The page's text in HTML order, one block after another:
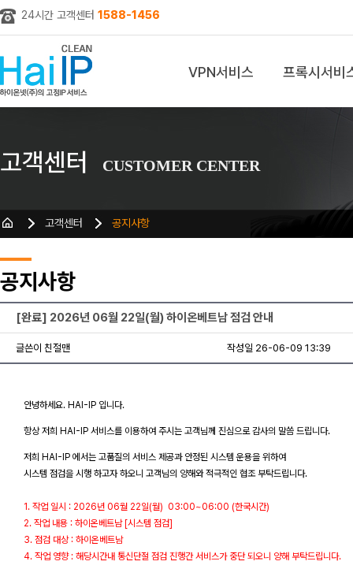
24시간 고객센터 1588-1456
VPN서비스 프록시서비
고객센터 CUSTOMER CENTER
고객센터 공지사항
공지사항
[완료] 2026년 06월 22일(월) 하이온베트남 점검 안내
글쓴이 친절맨 작성일 26-06-09 13:39
안녕하세요. HAI-IP 입니다.
항상 저희 HAI-IP 서비스를 이용하여 주시는 고객님께 진심으로 감사의 말씀 드립니다.
저희 HAI-IP 에서는 고품질의 서비스 제공과 안정된 시스템 운용을 위하여
시스템 점검을 시행 하고자 하오니 고객님의 양해와 적극적인 협조 부탁드립니다.
1. 작업 일시 : 2026년 06월 22일(월) 03:00~06:00 (한국시간)
2. 작업 내용 : 하이온베트남 [시스템 점검]
3. 점검 대상 : 하이온베트남
4. 작업 영향 : 해당시간내 통신단절 점검 진행간 서비스가 중단 되오니 양해 부탁드립니다.